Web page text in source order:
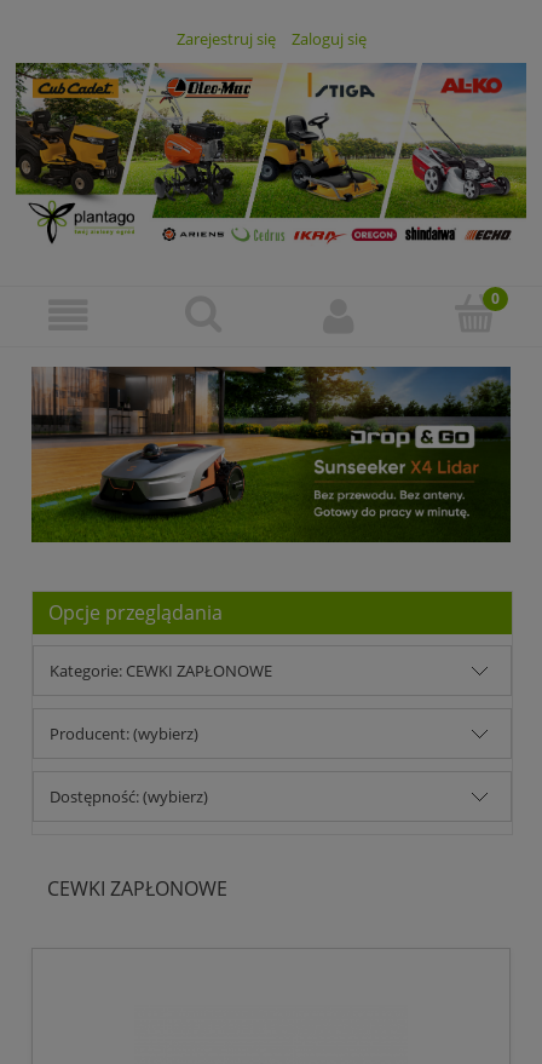
Zarejestruj się Zaloguj się
Opcje przeglądania
Kategorie: CEWKI ZAPŁONOWE
Producent: (wybierz)
Dostępność: (wybierz)
CEWKI ZAPŁONOWE